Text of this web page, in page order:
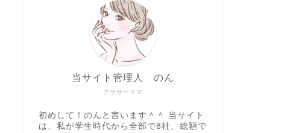
アラサーママ
当サイト管理人 のん
初めして！のんと言います＾＾ 当サイト
は、私が学生時代から全部で8社、総額で